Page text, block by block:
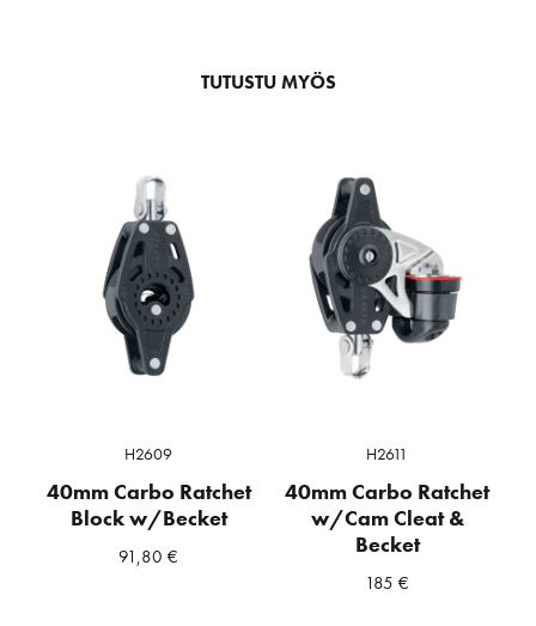
TUTUSTU MYÖS
H2609
40mm Carbo Ratchet
Block w/Becket
91,80€
H2611
40mm Carbo Ratchet
w/Cam Cleat &
Becket
185€